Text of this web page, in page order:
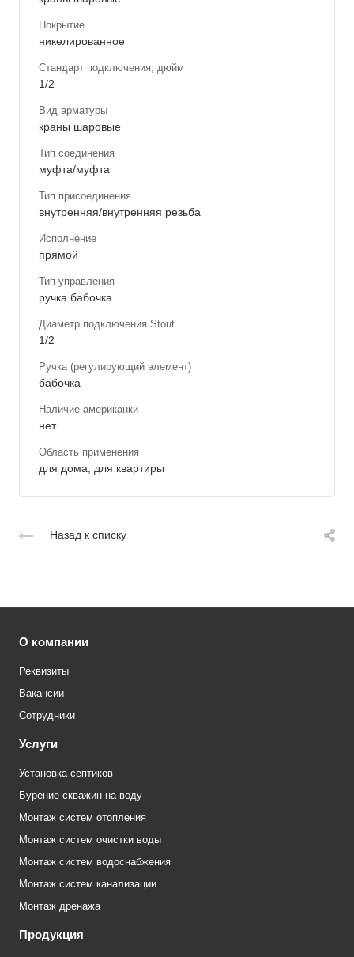
Покрытие
никелированное
Стандарт подключения, дюйм
1/2
Вид арматуры
краны шаровые
Тип соединения
муфта/муфта
Тип присоединения
внутренняя/внутренняя резьба
Исполнение
прямой
Тип управления
ручка бабочка
Диаметр подключения Stout
1/2
Ручка (регулирующий элемент)
бабочка
Наличие американки
нет
Область применения
для дома, для квартиры
Назад к списку
О компании
Реквизиты
Вакансии
Сотрудники
Услуги
Установка септиков
Бурение скважин на воду
Монтаж систем отопления
Монтаж систем очистки воды
Монтаж систем водоснабжения
Монтаж систем канализации
Монтаж дренажа
Продукция